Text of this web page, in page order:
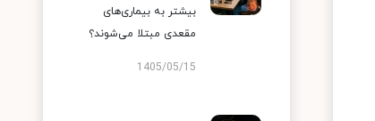
بیشتر به بیماری‌های
مقعدی مبتلا می‌شوند؟
1405/05/15